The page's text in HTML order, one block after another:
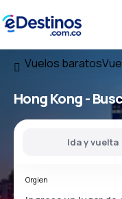
Vuelos baratos
Hong Kong -
Ida y vuelta
Orgien